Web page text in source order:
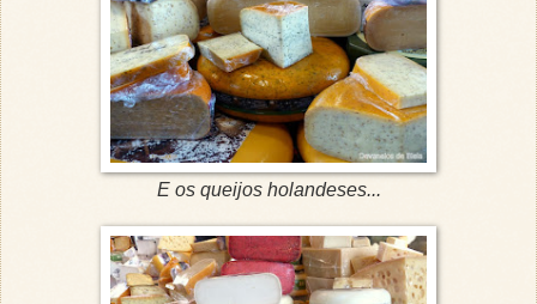
E os queijos holandeses...